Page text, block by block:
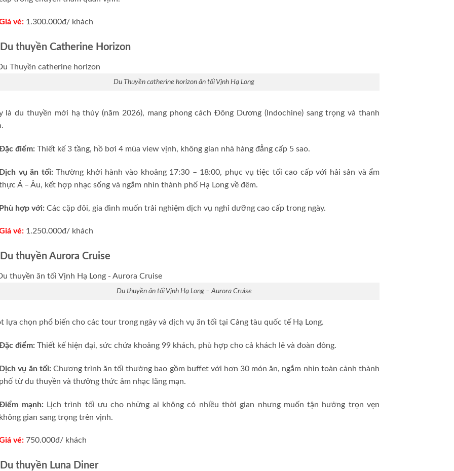
vé: 1.300.000đ/ khách
thuyền Catherine Horizon
Du Thuyền catherine horizon ăn tối Vịnh Hạ Long
là du thuyền mới hạ thủy (năm 2026), mang phong cách Đông Dương (Indochine) sang trọng và thanh
điểm: Thiết kế 3 tầng, hồ bơi 4 mùa view vịnh, không gian nhà hàng đẳng cấp 5 sao.
Dịch vụ ăn tối:Thường khởi hành vào khoảng 17:30 – 18:00, phục vụ tiệc tối cao cấp với hải sản và ẩm
Á – Âu, kết hợp nhạc sống và ngắm nhìn thành phố Hạ Long về đêm.
Phù hợp với: Các cặp đôi, gia đình muốn trải nghiệm dịch vụ nghỉ dưỡng cao cấp trong ngày.
vé: 1.250.000đ/ khách
thuyền Aurora Cruise
Du thuyền ăn tối Vịnh Hạ Long – Aurora Cruise
lựa chọn phổ biến cho các tour trong ngày và dịch vụ ăn tối tại Cảng tàu quốc tế Hạ Long.
điểm: Thiết kế hiện đại, sức chứa khoảng 99 khách, phù hợp cho cả khách lẻ và đoàn đông.
Dịch vụ ăn tối:Chương trình ăn tối thường bao gồm buffet với hơn 30 món ăn, ngắm nhìn toàn cảnh thành
phố từ du thuyền và thưởng thức âm nhạc lãng mạn.
mạnh:Lịch trình tối ưu cho những ai không có nhiều thời gian nhưng muốn tận hưởng trọn vẹn
không gian sang trọng trên vịnh.
vé: 750.000đ/ khách
thuyền Luna Diner